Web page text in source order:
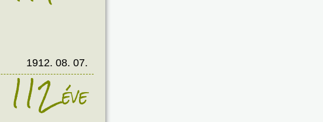
1912. 08. 07.
112éve